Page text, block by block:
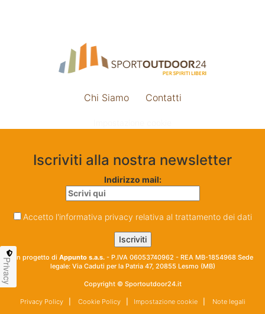
Chi Siamo Contatti
Iscriviti alla nostra newsletter
Indirizzo mail:
Accetto l'informativa privacy relativa al trattamento dei dati
Un progetto di Appunto s.a.s. - P.IVA 06053740962 - REA MB-1854968 Sede
legale: Via Caduti per la Patria 47, 20855 Lesmo (MB)
Copyright © Sportoutdoor24.it
Privacy Policy| Cookie Policy| Impostazione cookie| Note legali
Privacy